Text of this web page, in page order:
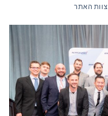
צוות האתר